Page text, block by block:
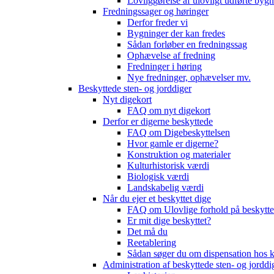
Fredningssager og høringer
Derfor freder vi
Bygninger der kan fredes
Sådan forløber en fredningssag
Ophævelse af fredning
Fredninger i høring
Nye fredninger, ophævelser mv.
Beskyttede sten- og jorddiger
Nyt digekort
FAQ om nyt digekort
Derfor er digerne beskyttede
FAQ om Digebeskyttelsen
Hvor gamle er digerne?
Konstruktion og materialer
Kulturhistorisk værdi
Biologisk værdi
Landskabelig værdi
Når du ejer et beskyttet dige
FAQ om Ulovlige forhold på
Er mit dige beskyttet?
Det må du
Reetablering
Sådan søger du om dispensation hos
Administration af beskyttede sten- og